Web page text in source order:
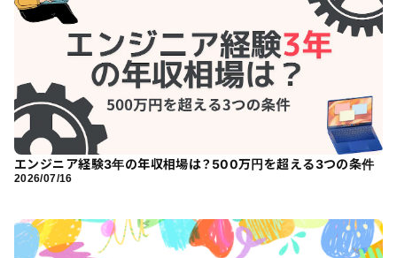
エンジニア経験3年の年収相場は？500万円を超える3つの条件
2026/07/16